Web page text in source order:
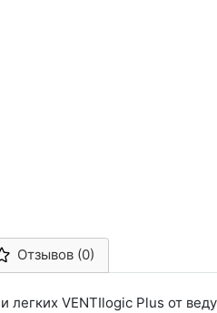
Отзывов (0)
VENTIlogic Plus от